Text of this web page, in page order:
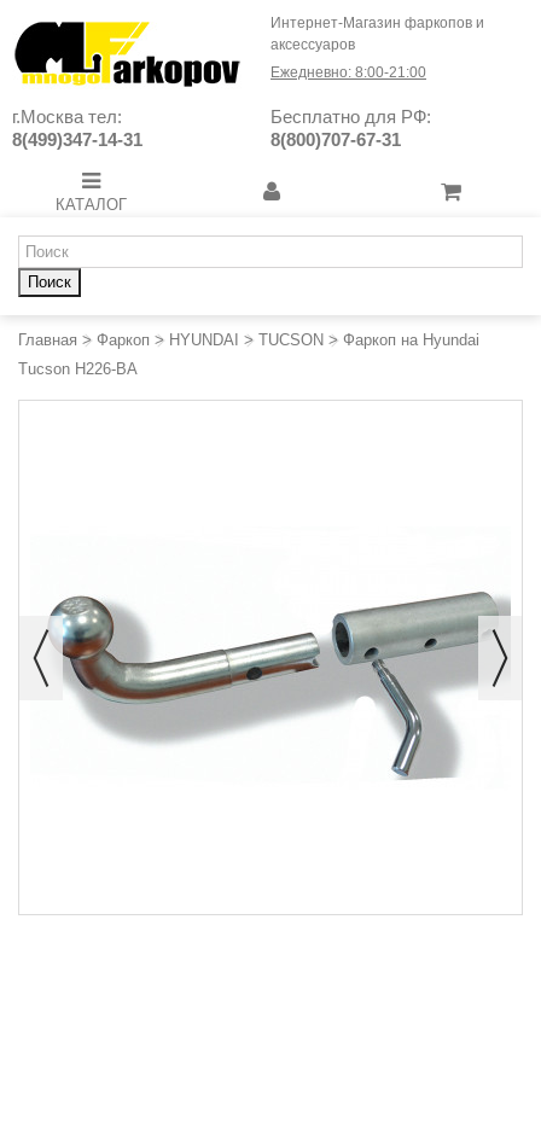
Интернет-Магазин фаркопов и
аксессуаров
Ежедневно: 8:00-21:00
г.Москва тел:
8(499)347-14-31
Бесплатно для РФ:
8(800)707-67-31
КАТАЛОГ
Поиск
Главная > Фаркоп > HYUNDAI > TUCSON > Фаркоп на Hyundai
Tucson H226-BA